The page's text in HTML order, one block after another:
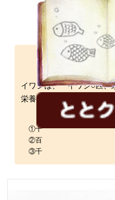
イワシは、「イワシ○匹、
栄養満点の魚ですが、○の
どれでし
①十
②百
③千